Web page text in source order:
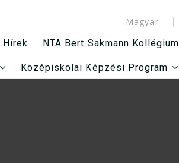
Magyar
Hírek NTA Bert Sakmann Kollégium
Középiskolai Képzési Program